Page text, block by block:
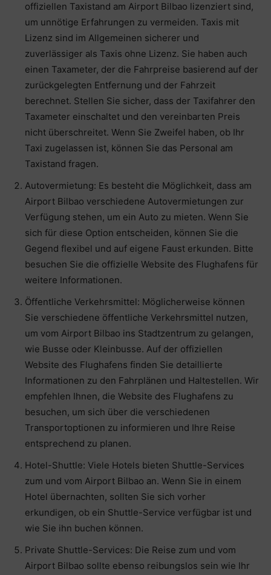
offiziellen Taxistand am Airport Bilbao lizenziert sind,
um unnötige Erfahrungen zu vermeiden. Taxis mit
Lizenz sind im Allgemeinen sicherer und
zuverlässiger als Taxis ohne Lizenz. Sie haben auch
einen Taxameter, der die Fahrpreise basierend auf der
zurückgelegten Entfernung und der Fahrzeit
berechnet. Stellen Sie sicher, dass der Taxifahrer den
Taxameter einschaltet und den vereinbarten Preis
nicht überschreitet. Wenn Sie Zweifel haben, ob Ihr
Taxi zugelassen ist, können Sie das Personal am
Taxistand fragen.
Autovermietung: Es besteht die Möglichkeit, dass am
Airport Bilbao verschiedene Autovermietungen zur
Verfügung stehen, um ein Auto zu mieten. Wenn Sie
sich für diese Option entscheiden, können Sie die
Gegend flexibel und auf eigene Faust erkunden. Bitte
besuchen Sie die offizielle Website des Flughafens für
weitere Informationen.
Öffentliche Verkehrsmittel: Möglicherweise können
Sie verschiedene öffentliche Verkehrsmittel nutzen,
um vom Airport Bilbao ins Stadtzentrum zu gelangen,
wie Busse oder Kleinbusse. Auf der offiziellen
Website des Flughafens finden Sie detaillierte
Informationen zu den Fahrplänen und Haltestellen. Wir
empfehlen Ihnen, die Website des Flughafens zu
besuchen, um sich über die verschiedenen
Transportoptionen zu informieren und Ihre Reise
entsprechend zu planen.
Hotel-Shuttle: Viele Hotels bieten Shuttle-Services
zum und vom Airport Bilbao an. Wenn Sie in einem
Hotel übernachten, sollten Sie sich vorher
erkundigen, ob ein Shuttle-Service verfügbar ist und
wie Sie ihn buchen können.
Private Shuttle-Services: Die Reise zum und vom
Airport Bilbao sollte ebenso reibungslos sein wie Ihr